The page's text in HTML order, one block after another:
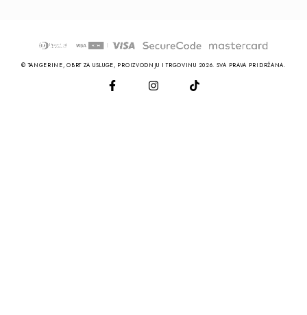
© TANGERINE, OBRT ZA USLUGE, PROIZVODNJU I TRGOVINU 2026. SVA PRAVA PRIDRŽANA.